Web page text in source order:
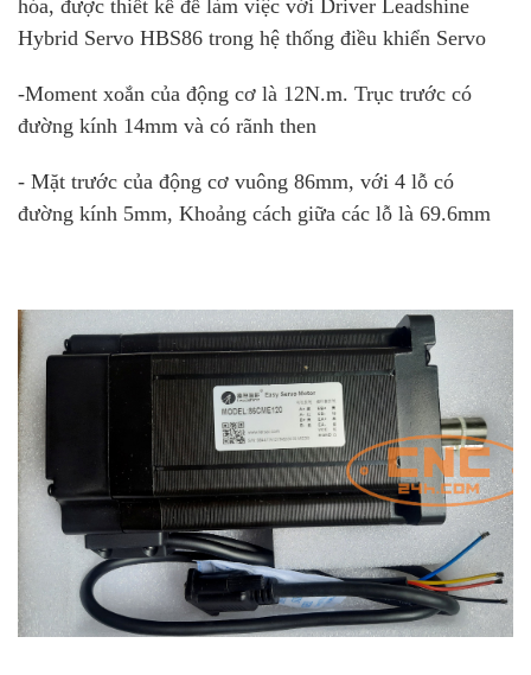
hóa, được thiết kế để làm việc với Driver Leadshine
Hybrid Servo HBS86 trong hệ thống điều khiển Servo
-Moment xoắn của động cơ là 12N.m. Trục trước có
đường kính 14mm và có rãnh then
- Mặt trước của động cơ vuông 86mm, với 4 lỗ có
đường kính 5mm, Khoảng cách giữa các lỗ là 69.6mm